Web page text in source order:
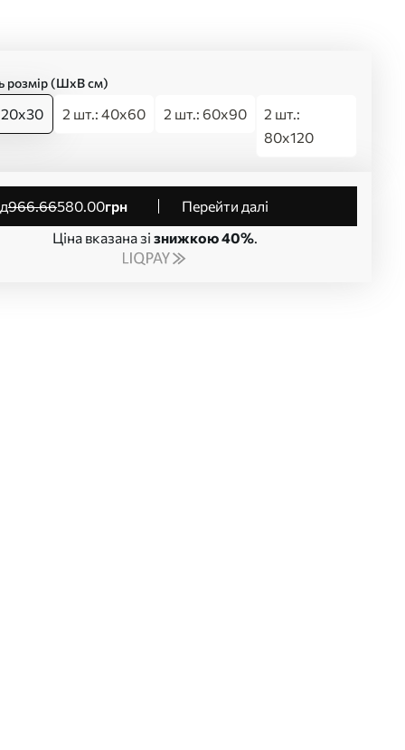
розмір (ШхВ см)
2 шт.: 40x60 2 шт.: 60x90
2 шт.:
80x120
966.66580.00грн
Перейти далі
Ціна вказана зі знижкою 40%.